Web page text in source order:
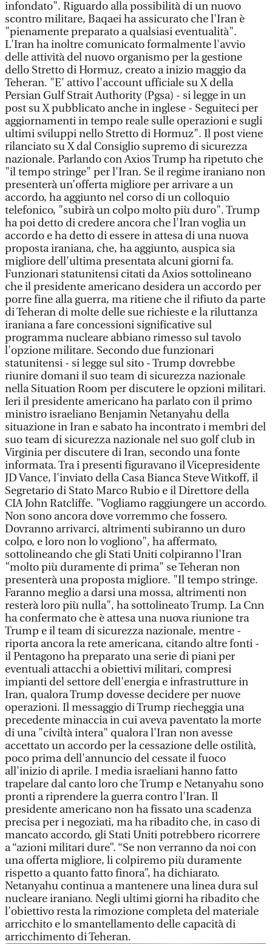
infondato". Riguardo alla possibilità di un nuovo
scontro militare, Baqaei ha assicurato che l'Iran è
"pienamente preparato a qualsiasi eventualità".
L'Iran ha inoltre comunicato formalmente l'avvio
delle attività del nuovo organismo per la gestione
dello Stretto di Hormuz, creato a inizio maggio da
Teheran. "E' attivo l'account ufficiale su X della
Persian Gulf Strait Authority (Pgsa) - si legge in un
post su X pubblicato anche in inglese - Seguiteci per
aggiornamenti in tempo reale sulle operazioni e sugli
ultimi sviluppi nello Stretto di Hormuz". Il post viene
rilanciato su X dal Consiglio supremo di sicurezza
nazionale. Parlando con Axios Trump ha ripetuto che
"il tempo stringe" per l'Iran. Se il regime iraniano non
presenterà un’offerta migliore per arrivare a un
accordo, ha aggiunto nel corso di un colloquio
telefonico, "subirà un colpo molto più duro". Trump
ha poi detto di credere ancora che l'Iran voglia un
accordo e ha detto di essere in attesa di una nuova
proposta iraniana, che, ha aggiunto, auspica sia
migliore dell'ultima presentata alcuni giorni fa.
Funzionari statunitensi citati da Axios sottolineano
che il presidente americano desidera un accordo per
porre fine alla guerra, ma ritiene che il rifiuto da parte
di Teheran di molte delle sue richieste e la riluttanza
iraniana a fare concessioni significative sul
programma nucleare abbiano rimesso sul tavolo
l'opzione militare. Secondo due funzionari
statunitensi - si legge sul sito - Trump dovrebbe
riunire domani il suo team di sicurezza nazionale
nella Situation Room per discutere le opzioni militari.
Ieri il presidente americano ha parlato con il primo
ministro israeliano Benjamin Netanyahu della
situazione in Iran e sabato ha incontrato i membri del
suo team di sicurezza nazionale nel suo golf club in
Virginia per discutere di Iran, secondo una fonte
informata. Tra i presenti figuravano il Vicepresidente
JD Vance, l'inviato della Casa Bianca Steve Witkoff, il
Segretario di Stato Marco Rubio e il Direttore della
CIA John Ratcliffe. "Vogliamo raggiungere un accordo.
Non sono ancora dove vorremmo che fossero.
Dovranno arrivarci, altrimenti subiranno un duro
colpo, e loro non lo vogliono", ha affermato,
sottolineando che gli Stati Uniti colpiranno l'Iran
"molto più duramente di prima" se Teheran non
presenterà una proposta migliore. "Il tempo stringe.
Faranno meglio a darsi una mossa, altrimenti non
resterà loro più nulla", ha sottolineato Trump. La Cnn
ha confermato che è attesa una nuova riunione tra
Trump e il team di sicurezza nazionale, mentre -
riporta ancora la rete americana, citando altre fonti -
il Pentagono ha preparato una serie di piani per
eventuali attacchi a obiettivi militari, compresi
impianti del settore dell'energia e infrastrutture in
Iran, qualora Trump dovesse decidere per nuove
operazioni. Il messaggio di Trump riecheggia una
precedente minaccia in cui aveva paventato la morte
di una "civiltà intera" qualora l'Iran non avesse
accettato un accordo per la cessazione delle ostilità,
poco prima dell'annuncio del cessate il fuoco
all'inizio di aprile. I media israeliani hanno fatto
trapelare dal canto loro che Trump e Netanyahu sono
pronti a riprendere la guerra contro l'Iran. Il
presidente americano non ha fissato una scadenza
precisa per i negoziati, ma ha ribadito che, in caso di
mancato accordo, gli Stati Uniti potrebbero ricorrere
a “azioni militari dure”. “Se non verranno da noi con
una offerta migliore, li colpiremo più duramente
rispetto a quanto fatto finora”, ha dichiarato.
Netanyahu continua a mantenere una linea dura sul
nucleare iraniano. Negli ultimi giorni ha ribadito che
l’obiettivo resta la rimozione completa del materiale
arricchito e lo smantellamento delle capacità di
arricchimento di Teheran.